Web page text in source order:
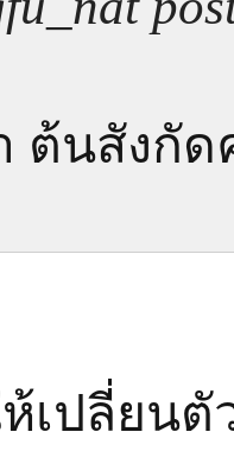
ต้นสังกัด
เปลี่ยน